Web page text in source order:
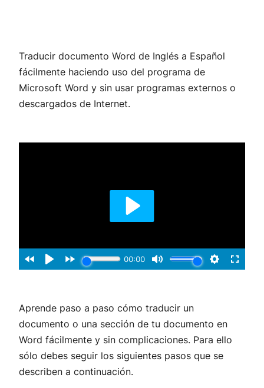
Traducir documento Word de Inglés a Español
fácilmente haciendo uso del programa de
Microsoft Word y sin usar programas externos o
descargados de Internet.
Aprende paso a paso cómo traducir un
documento o una sección de tu documento en
Word fácilmente y sin complicaciones. Para ello
sólo debes seguir los siguientes pasos que se
describen a continuación.